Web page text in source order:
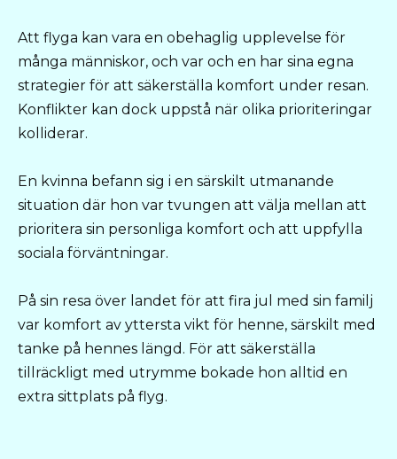
Att flyga kan vara en obehaglig upplevelse för
många människor, och var och en har sina egna
strategier för att säkerställa komfort under resan.
Konflikter kan dock uppstå när olika prioriteringar
kolliderar.
En kvinna befann sig i en särskilt utmanande
situation där hon var tvungen att välja mellan att
prioritera sin personliga komfort och att uppfylla
sociala förväntningar.
På sin resa över landet för att fira jul med sin familj
var komfort av yttersta vikt för henne, särskilt med
tanke på hennes längd. För att säkerställa
tillräckligt med utrymme bokade hon alltid en
extra sittplats på flyg.